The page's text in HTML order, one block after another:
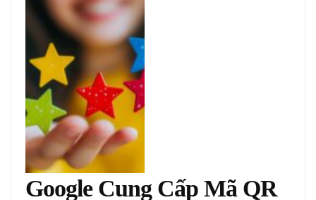
Google Cung Cấp Mã QR